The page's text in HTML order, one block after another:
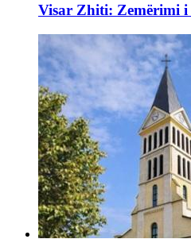
Visar Zhiti: Zemërimi i